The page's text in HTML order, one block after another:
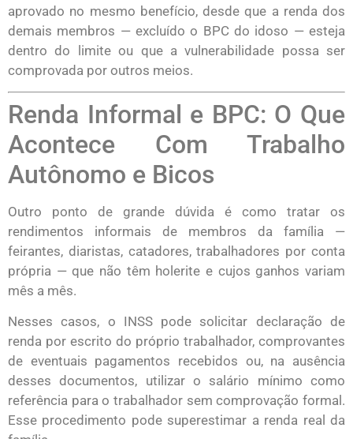
aprovado no mesmo benefício, desde que a renda dos
demais membros — excluído o BPC do idoso — esteja
dentro do limite ou que a vulnerabilidade possa ser
comprovada por outros meios.
Renda Informal e BPC: O Que
Acontece Com Trabalho
Autônomo e Bicos
Outro ponto de grande dúvida é como tratar os
rendimentos informais de membros da família —
feirantes, diaristas, catadores, trabalhadores por conta
própria — que não têm holerite e cujos ganhos variam
mês a mês.
Nesses casos, o INSS pode solicitar declaração de
renda por escrito do próprio trabalhador, comprovantes
de eventuais pagamentos recebidos ou, na ausência
desses documentos, utilizar o salário mínimo como
referência para o trabalhador sem comprovação formal.
Esse procedimento pode superestimar a renda real da